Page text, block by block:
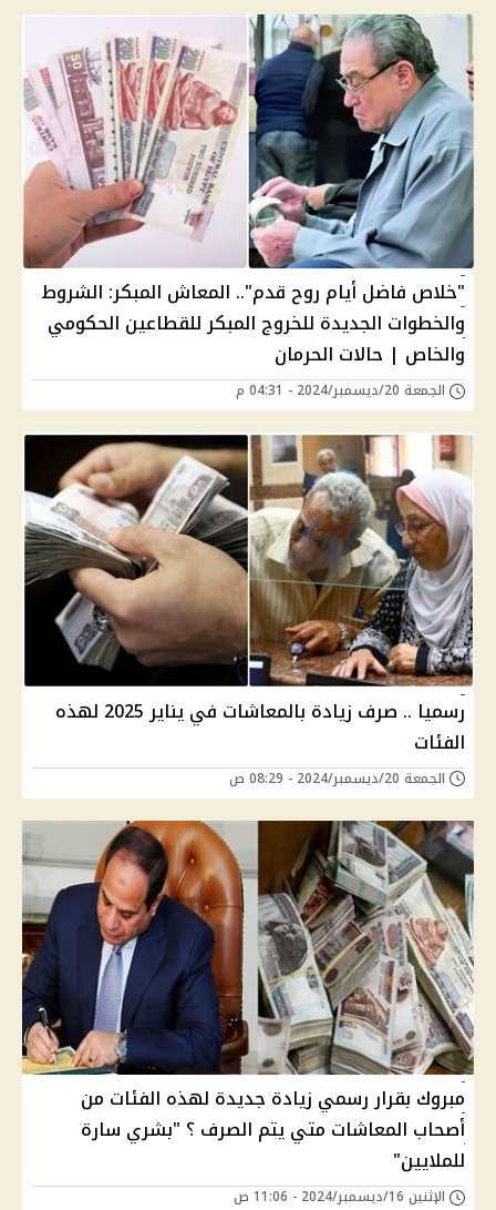
"خلاص فاضل أيام روح قدم".. المعاش المبكر: الشروط
والخطوات الجديدة للخروج المبكر للقطاعين الحكومي
والخاص | حالات الحرمان
الجمعة 20/ديسمبر/2024 - 04:31 م
رسميا .. صرف زيادة بالمعاشات في يناير 2025 لهذه
الفئات
الجمعة 20/ديسمبر/2024 - 08:29 ص
مبروك بقرار رسمي زيادة جديدة لهذه الفئات من
أصحاب المعاشات متي يتم الصرف ؟ "بشري سارة
للملايين"
الإثنين 16/ديسمبر/2024 - 11:06 ص